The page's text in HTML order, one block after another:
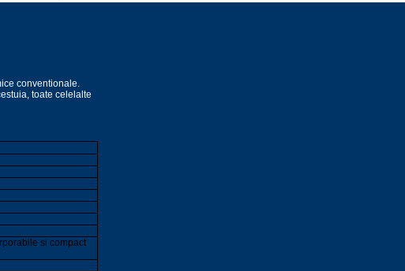
conventionale.
toate celelalte
si compact